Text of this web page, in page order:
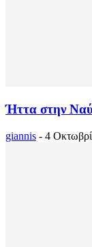
Ήττα στην
giannis - 4